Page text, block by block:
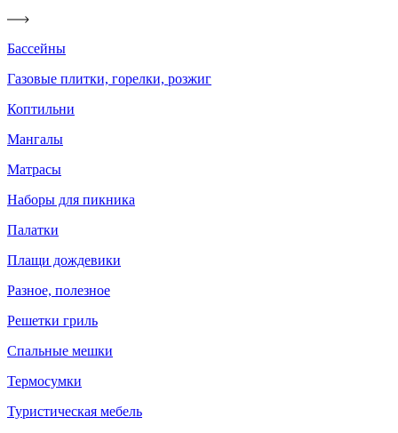
Бассейны
Газовые плитки, горелки, розжиг
Коптильни
Мангалы
Матрасы
Наборы для пикника
Палатки
Плащи дождевики
Разное, полезное
Решетки гриль
Спальные мешки
Термосумки
Туристическая мебель